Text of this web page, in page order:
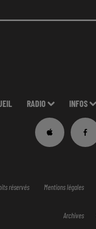
RADIO INFOS
réservés Mentions légales
Archives